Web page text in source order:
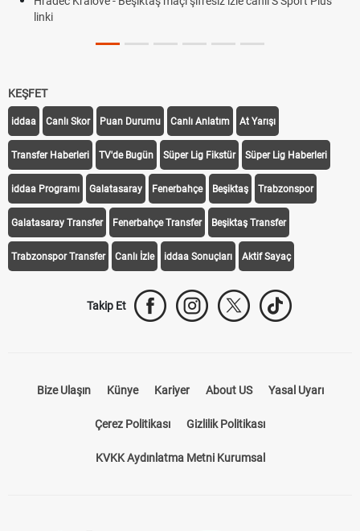
linki
KEŞFET
iddaa Canlı Skor Puan Durumu Canlı Anlatım At Yarışı
Transfer Haberleri TV'de Bugün Süper Lig Fikstür Süper Lig Haberleri
iddaa Programı Galatasaray Fenerbahçe Beşiktaş Trabzonspor
Galatasaray Transfer Fenerbahçe Transfer Beşiktaş Transfer
Trabzonspor Transfer Canlı İzle iddaa Sonuçları Aktif Sayaç
Takip Et
Bize Ulaşın Künye Kariyer About US Yasal Uyarı
Çerez Politikası Gizlilik Politikası
KVKK Aydınlatma Metni Kurumsal